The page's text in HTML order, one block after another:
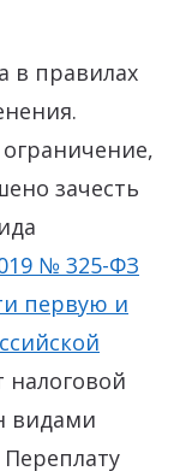
в правилах
зачесть
№ 325-ФЗ
первую и
налоговой
видами